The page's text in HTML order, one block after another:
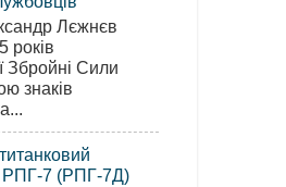
Лєжнєв
років
Збройні Сили
знаків
РПГ-7 (РПГ-7Д)